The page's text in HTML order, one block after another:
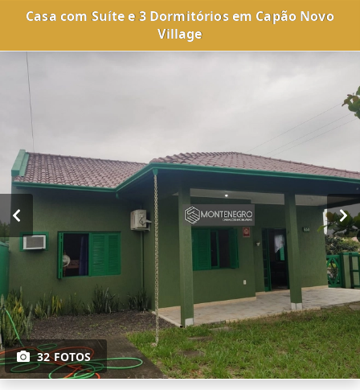
Casa com Suíte e 3 Dormitórios em Capão Novo
Village
32 FOTOS